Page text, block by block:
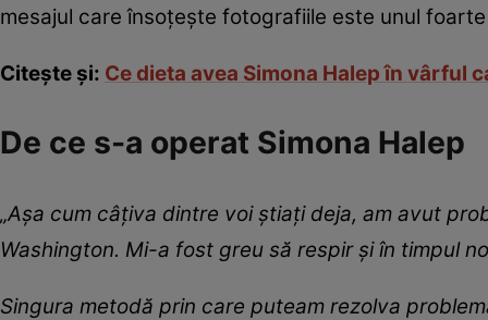
mesajul care însoțește fotografiile este unul
Citește și: Ce dieta avea Simona Halep în vârful
De ce s-a operat Simona Halep
„Așa cum câțiva dintre voi știați deja, am avut
Washington. Mi-a fost greu să respir și în timpul
Singura metodă prin care puteam rezolva